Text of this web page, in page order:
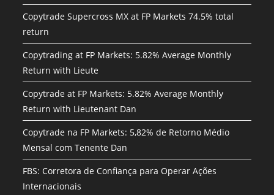
Copytrade Supercross MX at FP Markets 74.5% total
return
Copytrading at FP Markets: 5.82% Average Monthly
Return with Lieute
Copytrade at FP Markets: 5.82% Average Monthly
Return with Lieutenant Dan
Copytrade na FP Markets: 5,82% de Retorno Médio
Mensal com Tenente Dan
FBS: Corretora de Confiança para Operar Ações
Internacionais